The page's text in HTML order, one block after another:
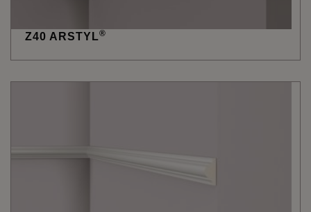
Z40 ARSTYL®